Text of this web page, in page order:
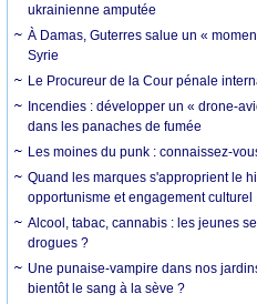
ukrainienne amputée
À Damas, Guterres salue un «
Syrie
Le Procureur de la Cour pénale
Incendies : développer un « drone-
dans les panaches de fumée
Les moines du punk : connaissez-
Quand les marques s'approprient le
opportunisme et engagement culturel
Alcool, tabac, cannabis : les jeunes
drogues ?
Une punaise-vampire dans nos
bientôt le sang à la sève ?